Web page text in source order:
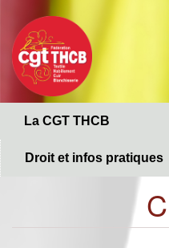
contenu
principal
La CGT THCB
Droit et infos pratiques